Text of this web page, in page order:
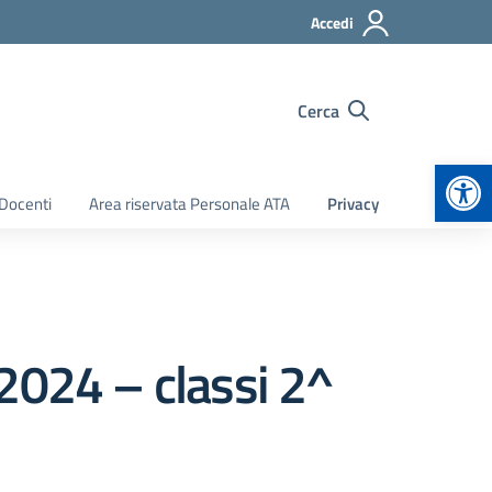
Accedi
Cerca
Area riservata Personale ATA Privacy
– classi 2^